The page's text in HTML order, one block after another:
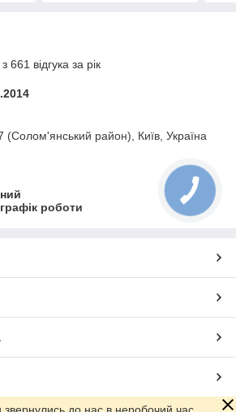
661 відгука за рік
(Солом'янський район), Київ, Україна
роботи